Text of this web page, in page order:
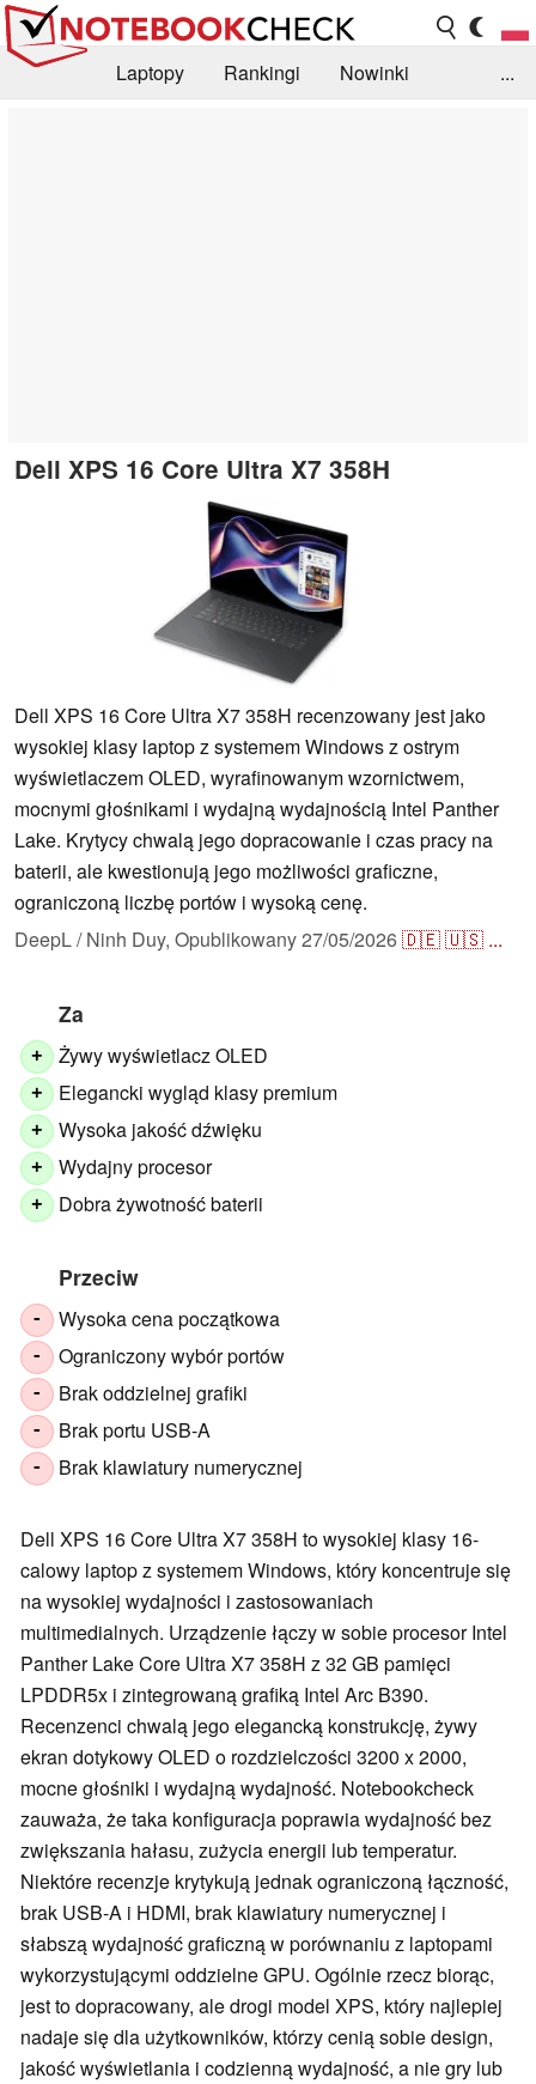
Laptopy Rankingi
Nowinki
...
Dell XPS 16 Core Ultra X7 358H
Dell XPS 16 Core Ultra X7 358H recenzowany jest jako
wysokiej klasy laptop z systemem Windows z ostrym
wyświetlaczem OLED, wyrafinowanym wzornictwem,
mocnymi głośnikami i wydajną wydajnością Intel Panther
Lake. Krytycy chwalą jego dopracowanie i czas pracy na
baterii, ale kwestionują jego możliwości graficzne,
ograniczoną liczbę portów i wysoką cenę.
DeepL / Ninh Duy, Opublikowany27/05/2026🇩🇪🇺🇸 ...
Za
+ Żywy wyświetlacz OLED
+ Elegancki wygląd klasy premium
+ Wysoka jakość dźwięku
+ Wydajny procesor
+ Dobra żywotność baterii
Przeciw
- Wysoka cena początkowa
- Ograniczony wybór portów
- Brak oddzielnej grafiki
- Brak portu USB-A
- Brak klawiatury numerycznej
Dell XPS 16 Core Ultra X7 358H to wysokiej klasy 16-
calowy laptop z systemem Windows, który koncentruje się
na wysokiej wydajności i zastosowaniach
multimedialnych. Urządzenie łączy w sobie procesor Intel
Panther Lake Core Ultra X7 358H z 32 GB pamięci
LPDDR5x i zintegrowaną grafiką Intel Arc B390.
Recenzenci chwalą jego elegancką konstrukcję, żywy
ekran dotykowy OLED o rozdzielczości 3200 x 2000,
mocne głośniki i wydajną wydajność. Notebookcheck
zauważa, że taka konfiguracja poprawia wydajność bez
zwiększania hałasu, zużycia energii lub temperatur.
Niektóre recenzje krytykują jednak ograniczoną łączność,
brak USB-A i HDMI, brak klawiatury numerycznej i
słabszą wydajność graficzną w porównaniu z laptopami
wykorzystującymi oddzielne GPU. Ogólnie rzecz biorąc,
jest to dopracowany, ale drogi model XPS, który najlepiej
nadaje się dla użytkowników, którzy cenią sobie design,
jakość wyświetlania i codzienną wydajność, a nie gry lub